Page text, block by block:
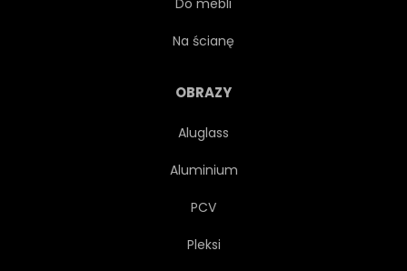
Do mebli
Na ścianę
OBRAZY
Aluglass
Aluminium
PCV
Pleksi